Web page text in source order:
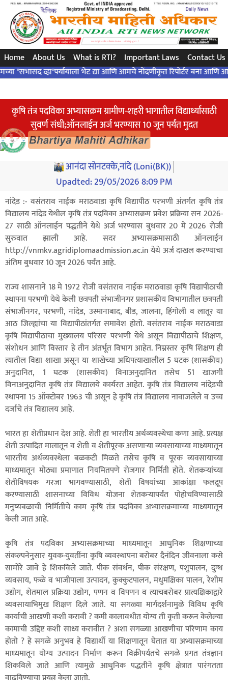
સરળ પ્રશ્ન..એક ચોક્કસ જવાબ ... બંધારણ દ્વારા ..!
Home About Us What is RTI? Important Laws
Contact Us
व्हा"पर्यायाला भेट द्या आणि आमचे नोंदणीकृत रिपोर्टर बना आणि आमच्या
कृषि तंत्र पदविका अभ्यासक्रम ग्रामीण-शहरी भागातील विद्यार्थ्यांसाठी
सुवर्ण संधी;ऑनलाईन अर्ज भरण्यास 10 जून पर्यंत मुदत
आनंदा सोनटक्के,नांदे (Loni(BK))
Upadted:29/05/2026 8:09 PM
नांदेड :- वसंतराव नाईक मराठवाडा कृषि विद्यापीठ परभणी अंतर्गत कृषि तंत्र
विद्यालय नांदेड येथील कृषि तंत्र पदविका अभ्यासक्रम प्रवेश प्रक्रिया सन 2026-
27 साठी ऑनलाईन पद्धतीने येथे अर्ज भरण्यास बुधवार 20 मे 2026 रोजी
सुरुवात झाली आहे. सदर अभ्यासक्रमासाठी ऑनलाईन
http://vnmkv.agridiplomaadmission.ac.in येथे अर्ज दाखल करण्याचा
अंतिम बुधवार 10 जून 2026 पर्यंत आहे.
राज्य शासनाने 18 मे 1972 रोजी वसंतराव नाईक मराठवाडा कृषि विद्यापीठाची
स्थापना परभणी येथे केली छत्रपती संभाजीनगर प्रशासकीय विभागातील छत्रपती
संभाजीनगर, परभणी, नांदेड, उस्मानाबाद, बीड, जालना, हिंगोली व लातूर या
आठ जिल्ह्यांचा या विद्यापीठांतर्गत समावेश होतो. वसंतराव नाईक मराठवाडा
कृषि विद्यापीठाचा मुख्यालय परिसर परभणी येथे असून विद्यापीठाचे शिक्षण,
संशोधन आणि विस्तार हे तीन अंतर्भूत विभाग आहेत. निम्नस्तर कृषि शिक्षण ही
त्यातील विद्या शाखा असून या शाखेच्या अधिपत्याखालील 5 घटक (शासकीय)
अनुदानित, 1 घटक (शासकीय) विनाअनुदानित तसेच 51 खाजगी
विनाअनुदानित कृषि तंत्र विद्यालये कार्यरत आहेत. कृषि तंत्र विद्यालय नांदेडची
स्थापना 15 ऑक्टोबर 1963 ची असून हे कृषि तंत्र विद्यालय नावाजलेले व उच्च
दर्जाचे तंत्र विद्यालय आहे.
भारत हा शेतीप्रधान देश आहे. शेती हा भारतीय अर्थव्यवस्थेचा कणा आहे. प्रत्यक्ष
शेती उत्पादित मालातून व शेती व शेतीपूरक असणाऱ्या व्यवसायाच्या माध्यमातून
भारतीय अर्थव्यवस्थेला बळकटी मिळते तसेच कृषि व पूरक व्यवसायाच्या
माध्यमातून मोठ्या प्रमाणात नियमितपणे रोजगार निर्मिती होते. शेतकऱ्यांच्या
शेतीविषयक गरजा भागवण्यासाठी, शेती विषयांच्या आकांक्षा फलद्रूप
करण्यासाठी शासनाच्या विविध योजना शेतकऱ्यापर्यंत पोहोचविण्यासाठी
मनुष्यबळाची निर्मितीचे काम कृषि तंत्र पदविका अभ्यासक्रमाच्या माध्यमातून
केली जात आहे.
कृषि तंत्र पदविका अभ्यासक्रमाच्या माध्यमातून आधुनिक शिक्षणाच्या
संकल्पनेनुसार युवक-युवतींना कृषि व्यवस्थापना बरोबर दैनंदिन जीवनाला कसे
सामोरे जावे हे शिकविले जाते. पीक संवर्धन, पीक संरक्षण, पशुपालन, दुग्ध
व्यवसाय, फळे व भाजीपाला उत्पादन, कुक्कुटपालन, मधुमक्षिका पालन, रेशीम
उद्योग, शेतमाल प्रक्रिया उद्योग, पणन व विपणन व त्याचबरोबर प्रात्यक्षिकाद्वारे
व्यवसायाभिमुख शिक्षण दिले जाते. या सगळ्या मार्गदर्शनामुळे विविध कृषि
कार्याची आखणी कशी करावी ? कमी कालावधीत योग्य ती कृती करून केलेल्या
कामाची उद्दिष्ट कशी साध्य करावीत ? अशा सगळ्या आखणीचा परिणाम काय
होतो ? हे सगळे अनुभव हे विद्यार्थी या शिक्षणातून घेतात या अभ्यासक्रमाच्या
माध्यमातून योग्य उत्पादन निर्माण करून विक्रीपर्यंतचे सगळे प्रगत तंत्रज्ञान
शिकविले जाते आणि त्यामुळे आधुनिक पद्धतीने कृषि क्षेत्रात पारंगतता
वाढविण्याचा प्रयत्न केला जातो.